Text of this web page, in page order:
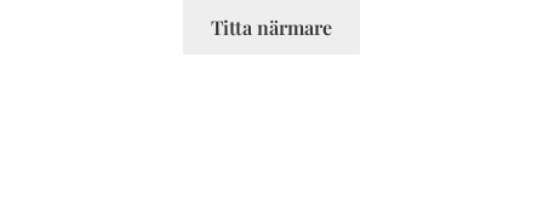
Titta närmare